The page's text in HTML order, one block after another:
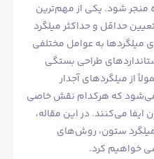
منجر شود. یکی از مهم‌ترین
حداقل و حداکثر میلگرد
میلگردها به عوامل مختلفی
طراحی بستگی
از میلگردهای آجدار
که هرکدام نقش خاصی
می‌کنند. در این مقاله،
میلگرد ستون، روش‌های
خواهیم کرد.